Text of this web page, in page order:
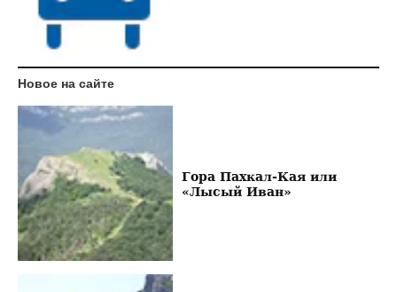
Новое на сайте
Гора Пахкал-Кая или
«Лысый Иван»